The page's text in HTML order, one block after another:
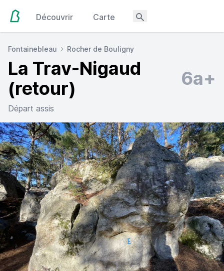
Découvrir Carte
Fontainebleau Rocher de Bouligny
La Trav-Nigaud
(retour)
6a+
Départ assis